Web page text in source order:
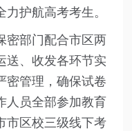
护航高考考生。
密部门配合市区两
送、收发各环节实
密管理，确保试卷
人员全部参加教育
市区校三级线下考